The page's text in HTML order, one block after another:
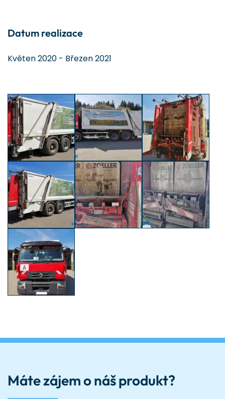
Datum realizace
Květen 2020 - Březen 2021
Máte zájem o náš produkt?